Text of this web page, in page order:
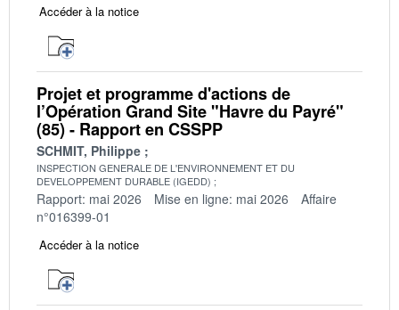
Accéder à la notice
Projet et programme d'actions de
l’Opération Grand Site "Havre du Payré"
(85) - Rapport en CSSPP
SCHMIT, Philippe
INSPECTION GENERALE DE L'ENVIRONNEMENT ET DU
DEVELOPPEMENT DURABLE (IGEDD)
Rapport: mai 2026 Mise en ligne: mai 2026
Affaire
n°016399-01
Accéder à la notice